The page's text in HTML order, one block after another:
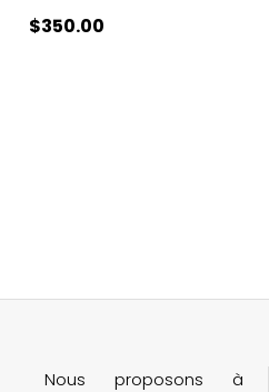
$350.00
Nous proposons à